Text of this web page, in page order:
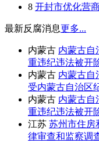
8 开封市优化营
最新反腐消息更多...
内蒙古 内蒙古自
重违纪违法被开
内蒙古 内蒙古自
受内蒙古自治区
内蒙古 内蒙古自
重违纪违法被开
江苏 苏州市住房
律审查和监察调